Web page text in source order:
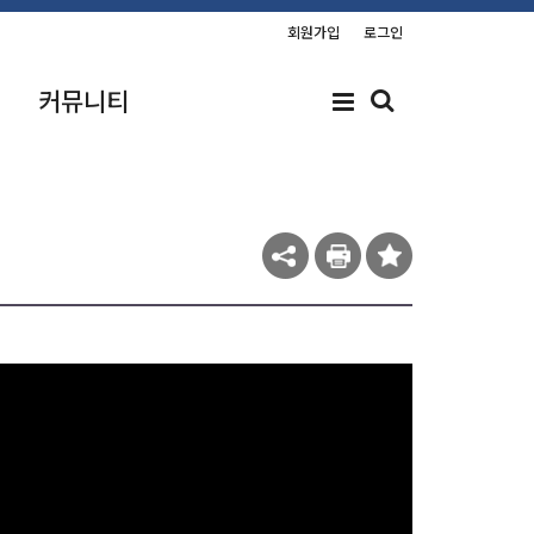
회원가입 로그인
커뮤니티